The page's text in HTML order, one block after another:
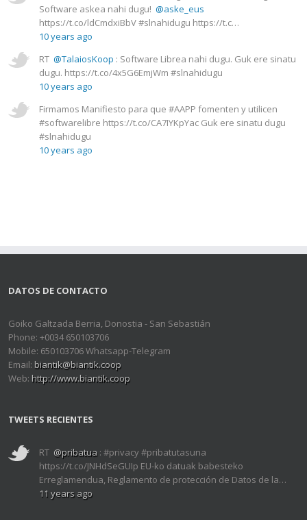
Software askea nahi dugu! @aske_eus
https://t.co/ldCmdxiBbV #slnahidugu https://t.c…
10 years ago
RT @TalaiosKoop : Software Librea nahi dugu. Guk ere sinatu
dugu. https://t.co/4x5G6EmjWm #slnahidugu
10 years ago
Firmamos Manifiesto para que #AAPP fomenten y utilicen
#softwarelibre https://t.co/CA7IYKpYac Guk ere sinatu dugu
#slnahidugu
10 years ago
DATOS DE CONTACTO
Goiko Galtzada Berria, Donostia - San Sebastián
Phone: +0034 650103706
Mobile: 650103706 Whatsapp-Telegram
Email: biantik@biantik.coop
Web: http://www.biantik.coop
TWEETS RECIENTES
RT @pribatua : #privacy #pribatutasuna
https://t.co/JNHdSeGUIp EU-ko datuak babesteko
Erreglamendua, Reglamento de protección de Datos de la…
11 years ago